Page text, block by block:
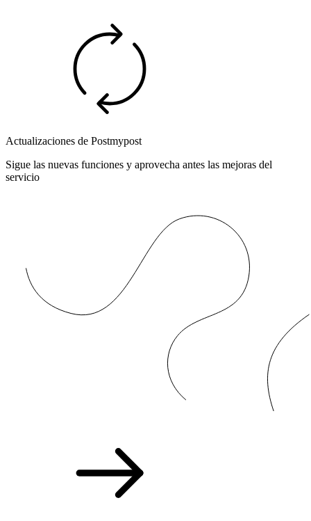
Actualizaciones de Postmypost
Sigue las nuevas funciones y aprovecha antes las mejoras del
servicio